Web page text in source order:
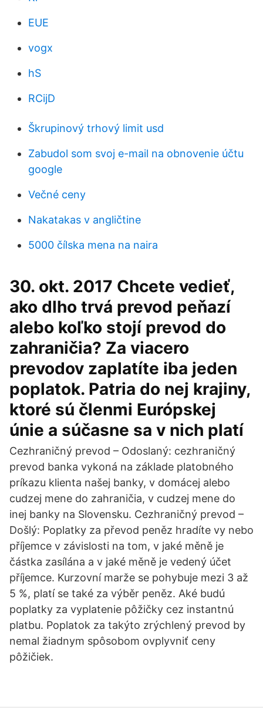
EUE
vogx
hS
RCijD
Škrupinový trhový limit usd
Zabudol som svoj e-mail na obnovenie účtu
google
Večné ceny
Nakatakas v angličtine
5000 čílska mena na naira
30. okt. 2017 Chcete vedieť,
ako dlho trvá prevod peňazí
alebo koľko stojí prevod do
zahraničia? Za viacero
prevodov zaplatíte iba jeden
poplatok. Patria do nej krajiny,
ktoré sú členmi Európskej
únie a súčasne sa v nich platí
Cezhraničný prevod – Odoslaný: cezhraničný
prevod banka vykoná na základe platobného
príkazu klienta našej banky, v domácej alebo
cudzej mene do zahraničia, v cudzej mene do
inej banky na Slovensku. Cezhraničný prevod –
Došlý: Poplatky za převod peněz hradíte vy nebo
příjemce v závislosti na tom, v jaké měně je
částka zasílána a v jaké měně je vedený účet
příjemce. Kurzovní marže se pohybuje mezi 3 až
5 %, platí se také za výběr peněz. Aké budú
poplatky za vyplatenie pôžičky cez instantnú
platbu. Poplatok za takýto zrýchlený prevod by
nemal žiadnym spôsobom ovplyvniť ceny
pôžičiek.